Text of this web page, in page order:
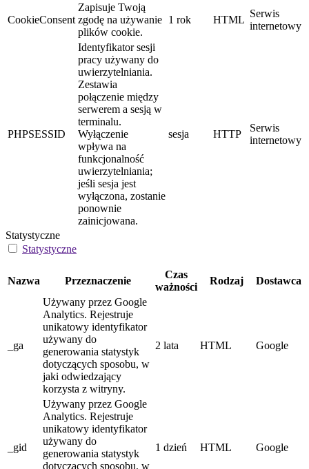
CookieConsent
Zapisuje Twoją
zgodę na używanie
plików cookie.
1 rok HTML
Serwis
internetowy
PHPSESSID
Identyfikator sesji
pracy używany do
uwierzytelniania.
Zestawia
połączenie między
serwerem a sesją w
terminalu.
Wyłączenie
wpływa na
funkcjonalność
uwierzytelniania;
jeśli sesja jest
wyłączona, zostanie
ponownie
zainicjowana.
sesja HTTP
Serwis
internetowy
Statystyczne
Statystyczne
Nazwa Przeznaczenie
Czas
ważności
Rodzaj Dostawca
_ga
Używany przez Google
Analytics. Rejestruje
unikatowy identyfikator
używany do
generowania statystyk
dotyczących sposobu, w
jaki odwiedzający
korzysta z witryny.
2 lata HTML Google
_gid
Używany przez Google
Analytics. Rejestruje
unikatowy identyfikator
używany do
generowania statystyk
dotyczących sposobu, w
1 dzień HTML Google